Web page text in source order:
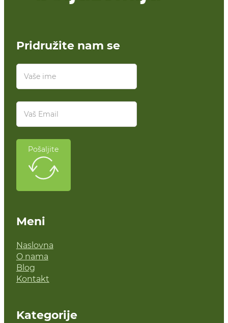
Pridružite nam se
Pošaljite
Meni
Naslovna
O nama
Blog
Kontakt
Kategorije